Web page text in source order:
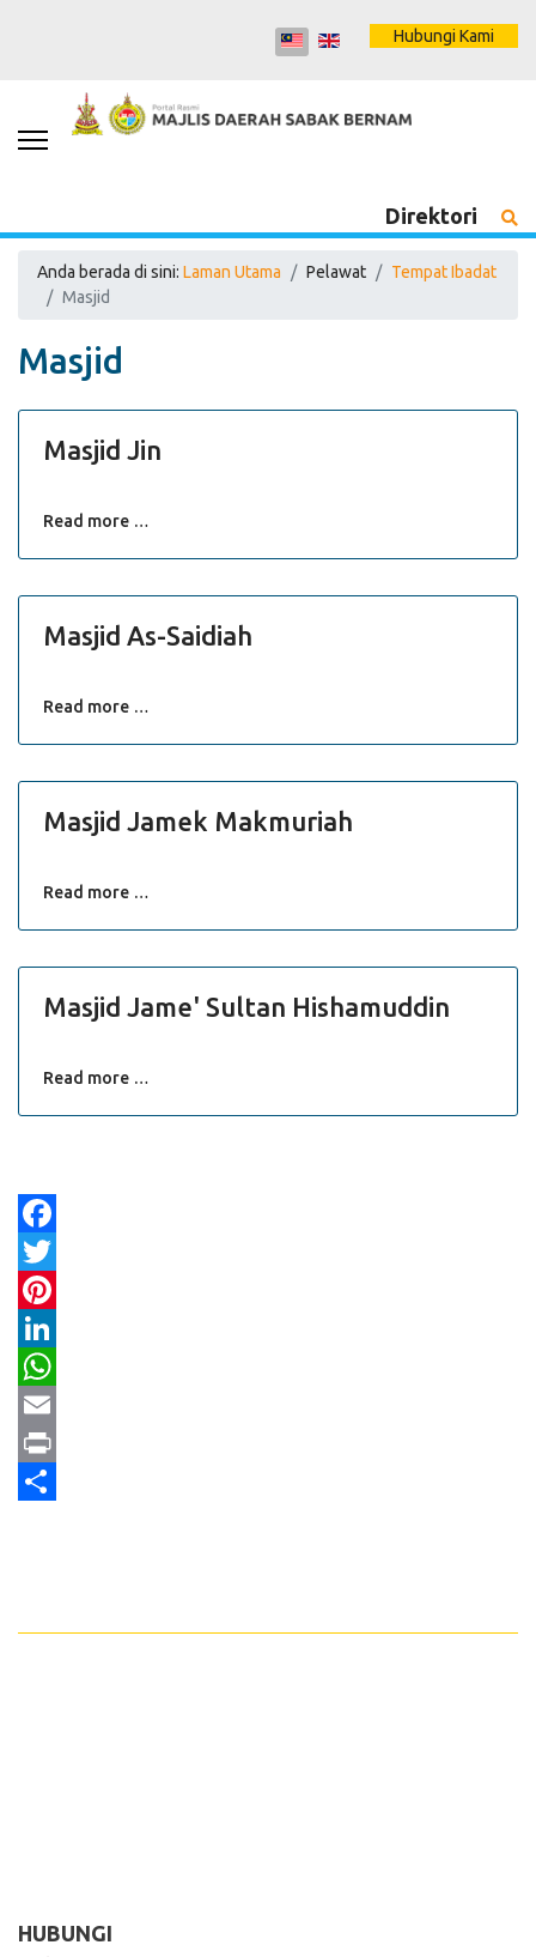
Hubungi Kami
Direktori
Anda berada di sini: Laman Utama Pelawat
Tempat Ibadat
Masjid
Masjid
Masjid Jin
Read more …
Masjid As-Saidiah
Read more …
Masjid Jamek Makmuriah
Read more …
Masjid Jame' Sultan Hishamuddin
Read more …
Facebook
Twitter
Pinterest
LinkedIn
WhatsApp
Email
Print
HUBUNGI